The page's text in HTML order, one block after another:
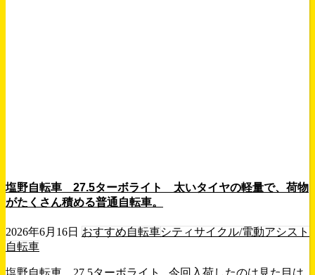
塩野自転車 27.5ターボライト 太いタイヤの軽量で、荷物
がたくさん積める普通自転車。
2026年6月16日 おすすめ自転車シティサイクル/電動アシスト
自転車